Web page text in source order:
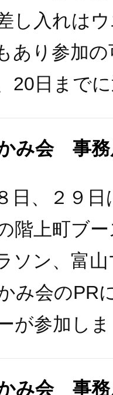
し入れは
あり参加
20日まで
み会 事務
日、２９
階上町ブ
ソン、富
み会のPR
が参加し
み会 事務